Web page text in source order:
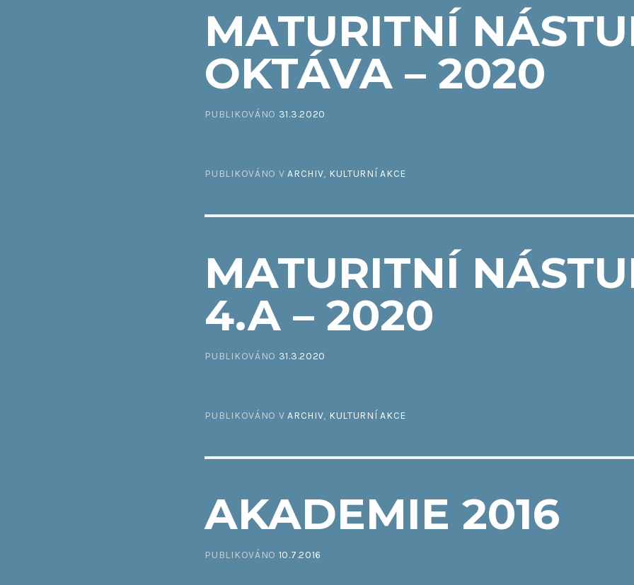
MATURITNÍ
OKTÁVA – 2020
PUBLIKOVÁNO 31.3.2020
PUBLIKOVÁNO VARCHIV, KULTURNÍ AKCE
MATURITNÍ
4.A – 2020
PUBLIKOVÁNO 31.3.2020
PUBLIKOVÁNO VARCHIV, KULTURNÍ AKCE
AKADEMIE 2016
PUBLIKOVÁNO 10.7.2016